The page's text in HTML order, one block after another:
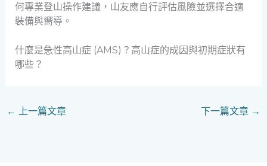
何專業登山操作建議，山友應自行評估風險並選擇合適
裝備與嚮導。
什麼是急性高山症 (AMS)？高山症的成因與初期症狀有
哪些？
← 上一篇文章 下一篇文章 →